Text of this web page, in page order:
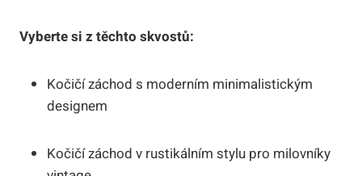
Vyberte si z těchto skvostů:
Kočičí záchod s moderním minimalistickým
designem
Kočičí záchod v rustikálním stylu pro milovníky